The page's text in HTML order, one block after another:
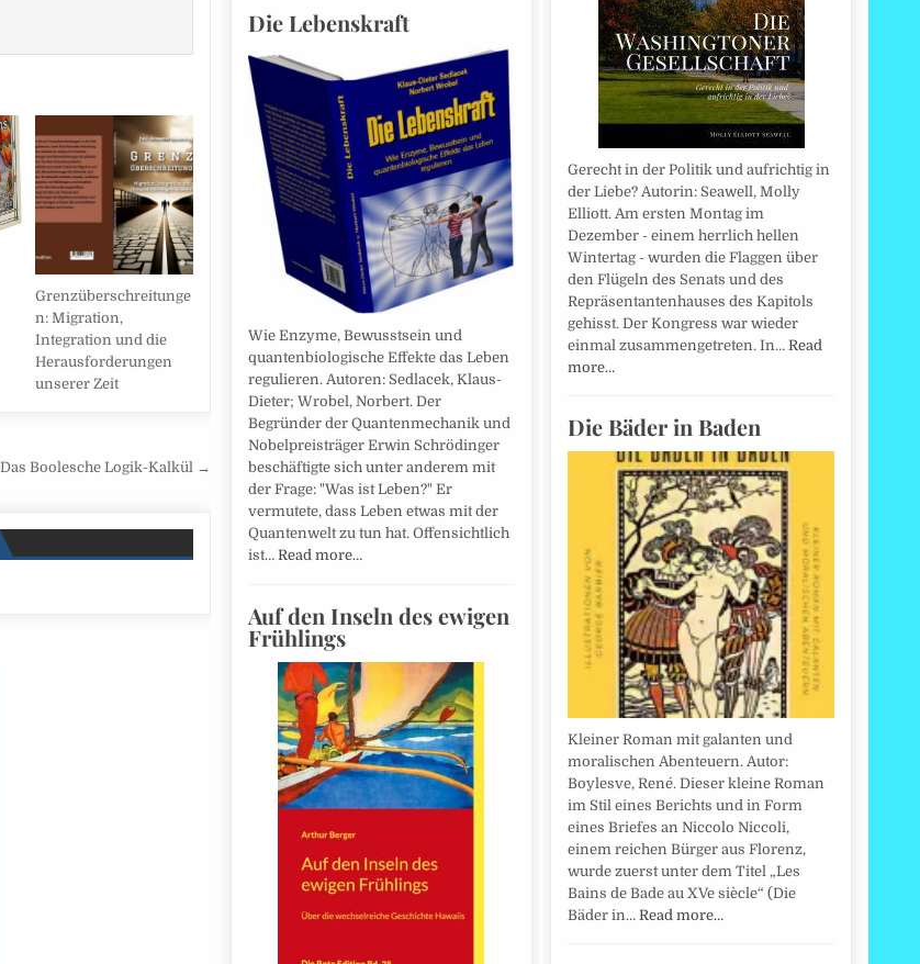
Grenzüberschreitunge
n: Migration,
Integration und die
Herausforderungen
unserer Zeit
Das Boolesche Logik-Kalkül →
Die Lebenskraft
Wie Enzyme, Bewusstsein und
quantenbiologische Effekte das Leben
regulieren. Autoren: Sedlacek, Klaus-
Dieter; Wrobel, Norbert. Der
Begründer der Quantenmechanik und
Nobelpreisträger Erwin Schrödinger
beschäftigte sich unter anderem mit
der Frage: "Was ist Leben?" Er
vermutete, dass Leben etwas mit der
Quantenwelt zu tun hat. Offensichtlich
ist… Read more…
Auf den Inseln des ewigen
Frühlings
Gerecht in der Politik und aufrichtig in
der Liebe? Autorin: Seawell, Molly
Elliott. Am ersten Montag im
Dezember - einem herrlich hellen
Wintertag - wurden die Flaggen über
den Flügeln des Senats und des
Repräsentantenhauses des Kapitols
gehisst. Der Kongress war wieder
einmal zusammengetreten. In… Read
more…
Die Bäder in Baden
Kleiner Roman mit galanten und
moralischen Abenteuern. Autor:
Boylesve, René. Dieser kleine Roman
im Stil eines Berichts und in Form
eines Briefes an Niccolo Niccoli,
einem reichen Bürger aus Florenz,
wurde zuerst unter dem Titel „Les
Bains de Bade au XVe siècle“ (Die
Bäder in… Read more…